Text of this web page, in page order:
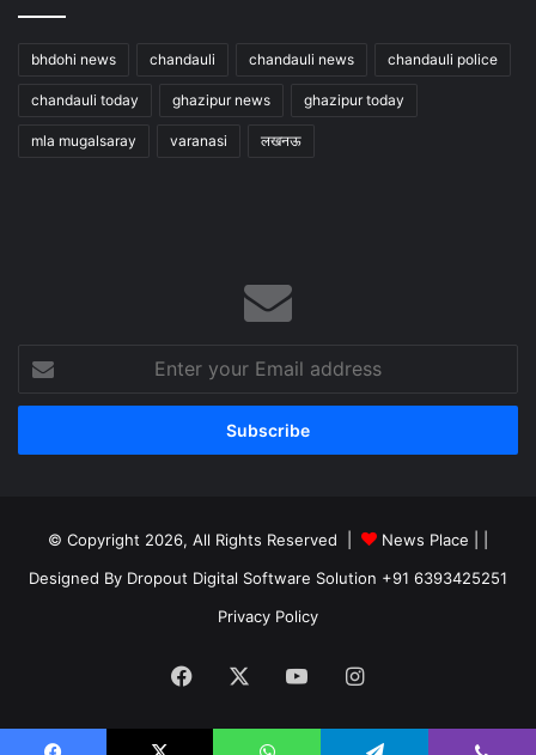
bhdohi news chandauli chandauli news chandauli police
chandauli today ghazipur news ghazipur today
mla mugalsaray varanasi लखनऊ
your
Email
© Copyright 2026, All Rights Reserved | News Place |
Designed By Dropout Digital Software Solution +91 6393425251
Privacy Policy
Facebook YouTubeInstagram